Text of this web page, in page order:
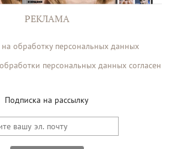
РЕКЛАМА
на обработку персональных данных
обработки персональных данных согласен
Подписка на рассылку